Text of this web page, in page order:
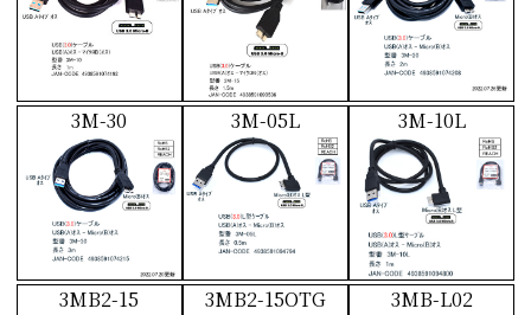
3M-30 3M-05L 3M-10L
3MB2-15 3MB2-15OTG 3MB-L02